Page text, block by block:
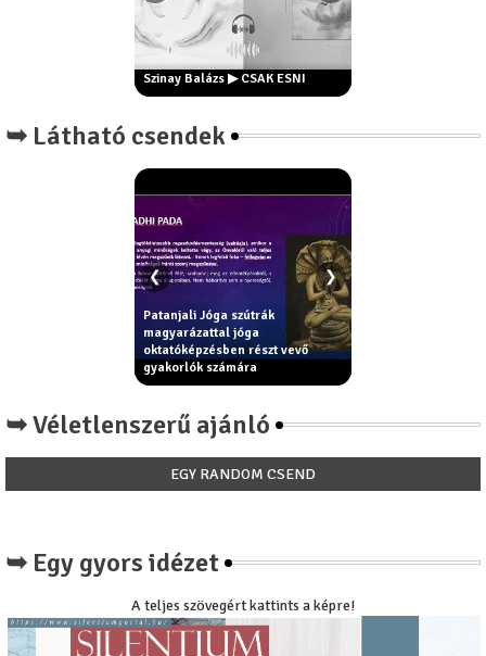
Szinay Balázs ▶ CSAK ESNI
remake
➥ Látható csendek
Patanjali Jóga szútrák
magyarázattal jóga
oktatóképzésben részt vevő
gyakorlók számára
Király Béla: Miért nincs már
paradicsom íze a
❮ ❯
➥ Véletlenszerű ajánló
EGY RANDOM CSEND
➥ Egy gyors idézet
A teljes szövegért kattints a képre!